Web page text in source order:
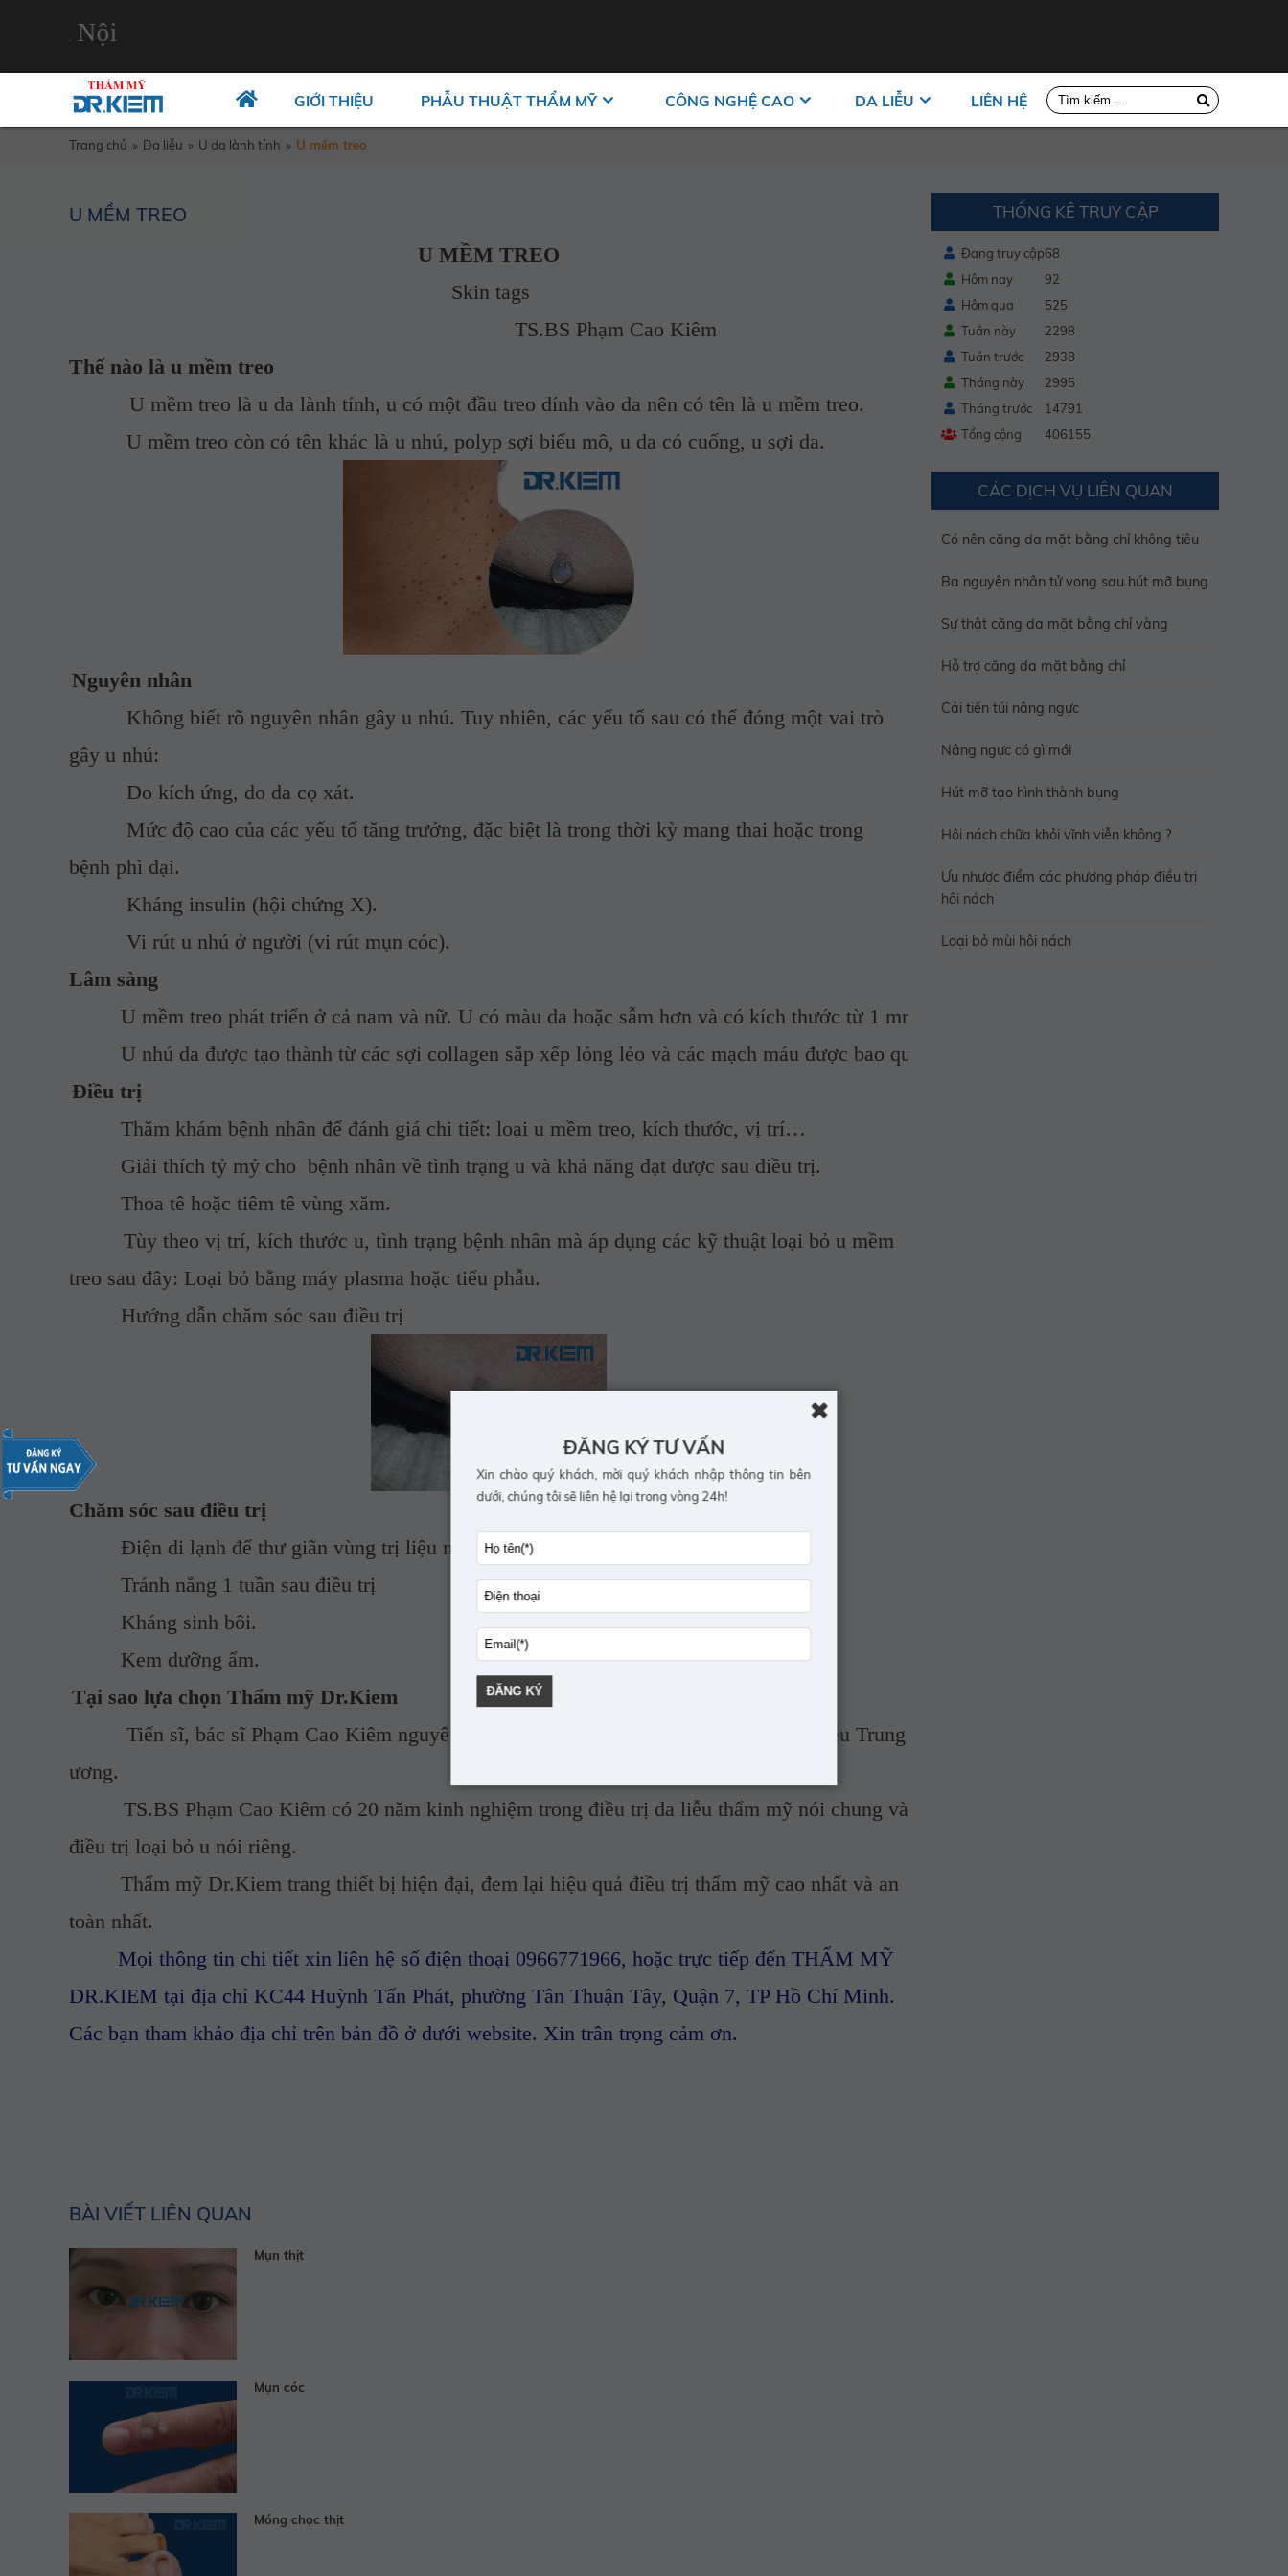
GIỚI THIỆU PHẪU THUẬT THẨM MỸ CÔNG NGHỆ CAO DA LIỄU LIÊN HỆ
Trang chủ » Da liễu » U da lành tính » U mềm treo
U MỀM TREO
U MỀM TREO
Skin tags
TS.BS Phạm Cao Kiêm
Thế nào là u mềm treo
U mềm treo là u da lành tính, u có một đầu treo dính vào da nên có tên là u mềm treo.
U mềm treo còn có tên khác là u nhú, polyp sợi biểu mô, u da có cuống, u sợi da.
Nguyên nhân
Không biết rõ nguyên nhân gây u nhú. Tuy nhiên, các yếu tố sau có thể đóng một vai trò
gây u nhú:
Do kích ứng, do da cọ xát.
Mức độ cao của các yếu tố tăng trưởng, đặc biệt là trong thời kỳ mang thai hoặc trong
bệnh phì đại.
Kháng insulin (hội chứng X).
Vi rút u nhú ở người (vi rút mụn cóc).
Lâm sàng
         U mềm treo
phát triển ở cả nam và nữ. U có màu da hoặc sẫm hơn và có kích thước từ 1 mm
         U nhú
da được tạo thành từ các sợi collagen sắp xếp lỏng lẻo và các mạch máu được bao quanh bởi một lớp biểu bì dày lên hoặc mỏng
Điều trị
         Thăm khám bệnh nhân để đánh giá chi tiết: loại u mềm treo, kích thước, vị trí…
         Giải thích tỷ mỷ cho  bệnh nhân về tình trạng u và khả năng đạt được sau điều trị.
         Thoa tê hoặc tiêm tê vùng xăm.
Tùy theo vị trí, kích thước u, tình trạng bệnh nhân mà áp dụng các kỹ thuật loại bỏ u mềm
treo sau đây: Loại bỏ bằng máy plasma hoặc tiểu phẫu.
         Hướng dẫn chăm sóc sau điều trị
Chăm sóc sau điều trị
         Điện di lạnh để thư giãn vùng trị liệu ngay sau điều trị.
         Tránh nắng 1 tuần sau điều trị
         Kháng sinh bôi.
         Kem dưỡng ẩm.
Tại sao lựa chọn Thẩm mỹ Dr.Kiem
Tiến sĩ, bác sĩ Phạm Cao Kiêm nguyên là Trưởng khoa thẩm mỹ - Bệnh viện Da liễu Trung
ương.
TS.BS Phạm Cao Kiêm có 20 năm kinh nghiệm trong điều trị da liễu thẩm mỹ nói chung và
điều trị loại bỏ u nói riêng.
Thẩm mỹ Dr.Kiem trang thiết bị hiện đại, đem lại hiệu quả điều trị thẩm mỹ cao nhất và an
toàn nhất.
Mọi thông tin chi tiết xin liên hệ số điện thoại 0966771966, hoặc trực tiếp đến THẨM MỸ
DR.KIEM tại địa chỉ KC44 Huỳnh Tấn Phát, phường Tân Thuận Tây, Quận 7, TP Hồ Chí Minh.
Các bạn tham khảo địa chỉ trên bản đồ ở dưới website. Xin trân trọng cảm ơn.
BÀI VIẾT LIÊN QUAN
Mụn thịt
Mụn cóc
Móng chọc thịt
THỐNG KÊ TRUY CẬP
Đang truy cập68
Hôm nay
92
Hôm qua
525
Tuần này
2298
Tuần trước
2938
Tháng này
2995
Tháng trước
14791
Tổng cộng
406155
CÁC DỊCH VỤ LIÊN QUAN
Có nên căng da mặt bằng chỉ không tiêu
Ba nguyên nhân tử vong sau hút mỡ bụng
Sự thật căng da mặt bằng chỉ vàng
Hỗ trợ căng da mặt bằng chỉ
Cải tiến túi nâng ngực
Nâng ngực có gì mới
Hút mỡ tạo hình thành bụng
Hôi nách chữa khỏi vĩnh viễn không ?
Ưu nhược điểm các phương pháp điều trị
hôi nách
Loại bỏ mùi hôi nách
ĐĂNG KÝ TƯ VẤN
Xin chào quý khách, mời quý khách nhập thông tin bên
dưới, chúng tôi sẽ liên hệ lại trong vòng 24h!